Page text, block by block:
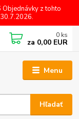
z tohto
Menu
Hľadať
0 ks
za 0,00 EUR